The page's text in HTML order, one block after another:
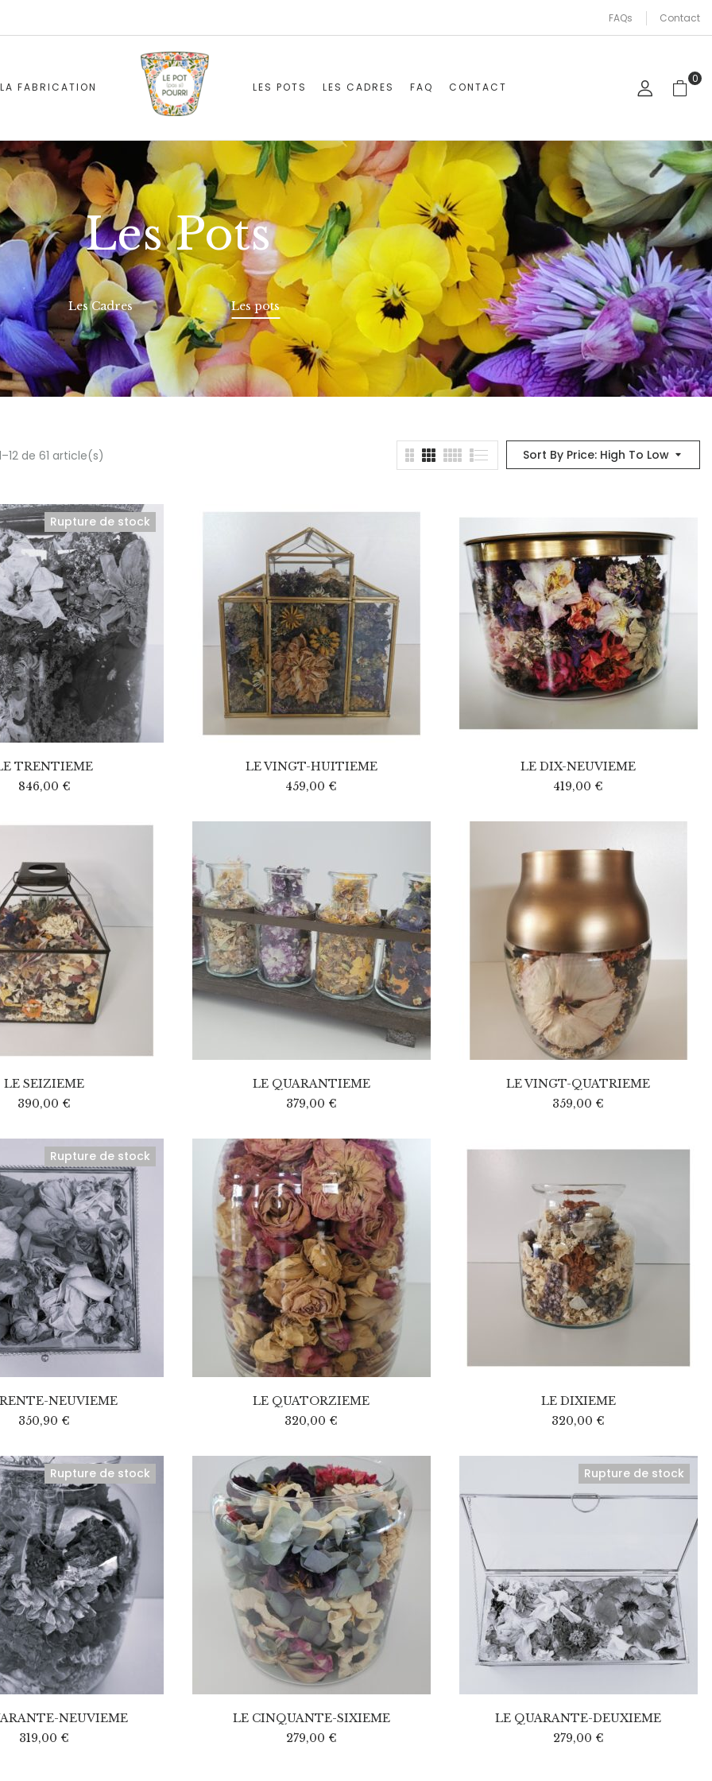
FAQs Contact
LA FABRICATION LES POTS LES CADRES FAQ CONTACT
0
Les Pots
Les Cadres Les pots
Sort By Price: High To Low
de 61 article(s)
Rupture de stock
TRENTIEME
846,00 €
LE VINGT-HUITIEME
459,00 €
LE DIX-NEUVIEME
419,00 €
LE SEIZIEME
390,00 €
LE QUARANTIEME
379,00 €
LE VINGT-QUATRIEME
359,00 €
Rupture de stock
NEUVIEME
350,90 €
LE QUATORZIEME
320,00 €
LE DIXIEME
320,00 €
Rupture de stock
NEUVIEME
319,00 €
LE CINQUANTE-SIXIEME
279,00 €
Rupture de stock
LE QUARANTE-DEUXIEME
279,00 €